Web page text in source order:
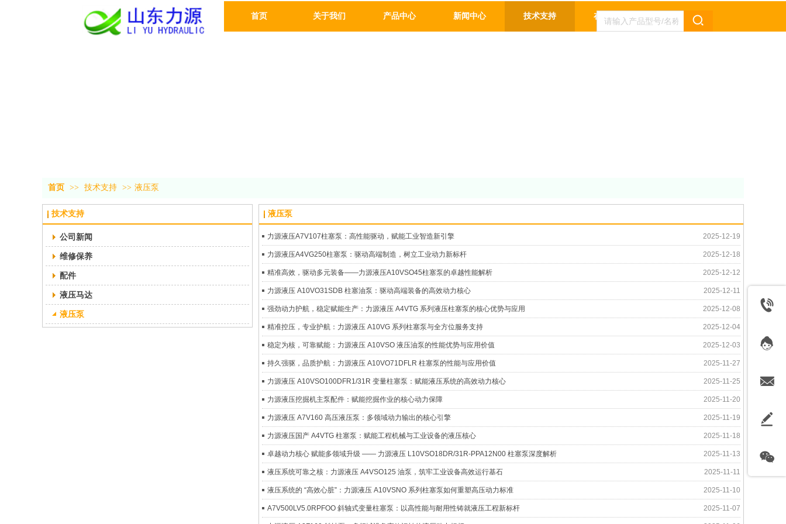
首页 关于我们 产品中心 新闻中心 技术支持 在线留言 联系我们
首页 >> 技术支持 >> 液压泵
技术支持
公司新闻
维修保养
配件
液压马达
液压泵
液压泵
力源液压A7V107柱塞泵：高性能驱动，赋能工业智造新引擎 2025-12-19
力源液压A4VG250柱塞泵：驱动高端制造，树立工业动力新标杆 2025-12-18
精准高效，驱动多元装备——力源液压A10VSO45柱塞泵的卓越性能解析 2025-12-12
力源液压 A10VO31SDB 柱塞油泵：驱动高端装备的高效动力核心 2025-12-11
强劲动力护航，稳定赋能生产：力源液压 A4VTG 系列液压柱塞泵的核心优势与应用 2025-12-08
精准控压，专业护航：力源液压 A10VG 系列柱塞泵与全方位服务支持 2025-12-04
稳定为核，可靠赋能：力源液压 A10VSO 液压油泵的性能优势与应用价值 2025-12-03
持久强驱，品质护航：力源液压 A10VO71DFLR 柱塞泵的性能与应用价值 2025-11-27
力源液压 A10VSO100DFR1/31R 变量柱塞泵：赋能液压系统的高效动力核心 2025-11-25
力源液压挖掘机主泵配件：赋能挖掘作业的核心动力保障 2025-11-20
力源液压 A7V160 高压液压泵：多领域动力输出的核心引擎 2025-11-19
力源液压国产 A4VTG 柱塞泵：赋能工程机械与工业设备的液压核心 2025-11-18
卓越动力核心 赋能多领域升级 —— 力源液压 L10VSO18DR/31R-PPA12N00 柱塞泵深度解析 2025-11-13
液压系统可靠之核：力源液压 A4VSO125 油泵，筑牢工业设备高效运行基石 2025-11-11
液压系统的 “高效心脏”：力源液压 A10VSNO 系列柱塞泵如何重塑高压动力标准 2025-11-10
A7V500LV5.0RPFOO 斜轴式变量柱塞泵：以高性能与耐用性铸就液压工程新标杆 2025-11-07